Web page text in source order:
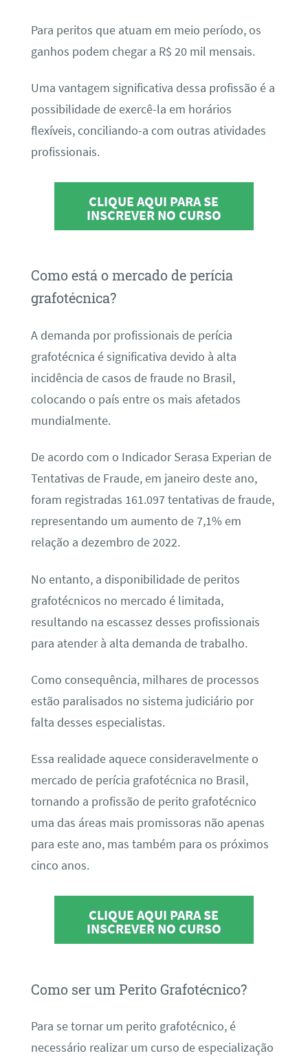
Para peritos que atuam em meio período, os
ganhos podem chegar a R$ 20 mil mensais.
Uma vantagem significativa dessa profissão é a
possibilidade de exercê-la em horários
flexíveis, conciliando-a com outras atividades
profissionais.
CLIQUE AQUI PARA SE
INSCREVER NO CURSO
Como está o mercado de perícia
grafotécnica?
A demanda por profissionais de perícia
grafotécnica é significativa devido à alta
incidência de casos de fraude no Brasil,
colocando o país entre os mais afetados
mundialmente.
De acordo com o Indicador Serasa Experian de
Tentativas de Fraude, em janeiro deste ano,
foram registradas 161.097 tentativas de fraude,
representando um aumento de 7,1% em
relação a dezembro de 2022.
No entanto, a disponibilidade de peritos
grafotécnicos no mercado é limitada,
resultando na escassez desses profissionais
para atender à alta demanda de trabalho.
Como consequência, milhares de processos
estão paralisados no sistema judiciário por
falta desses especialistas.
Essa realidade aquece consideravelmente o
mercado de perícia grafotécnica no Brasil,
tornando a profissão de perito grafotécnico
uma das áreas mais promissoras não apenas
para este ano, mas também para os próximos
cinco anos.
CLIQUE AQUI PARA SE
INSCREVER NO CURSO
Como ser um Perito Grafotécnico?
Para se tornar um perito grafotécnico, é
necessário realizar um curso de especialização